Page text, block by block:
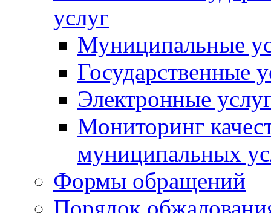
услуг
Муниципальные
Государственные
Электронные
Мониторинг
муниципальных
Формы обращений